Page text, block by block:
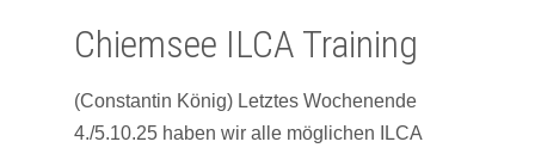
Chiemsee ILCA Training
(Constantin König) Letztes Wochenende
4./5.10.25 haben wir alle möglichen ILCA